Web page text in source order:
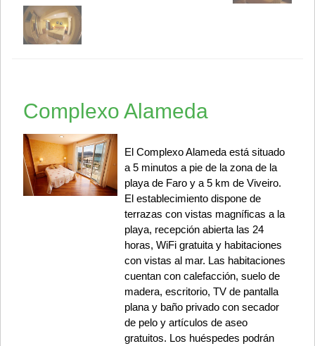
Complexo Alameda
El Complexo Alameda está situado
a 5 minutos a pie de la zona de la
playa de Faro y a 5 km de Viveiro.
El establecimiento dispone de
terrazas con vistas magníficas a la
playa, recepción abierta las 24
horas, WiFi gratuita y habitaciones
con vistas al mar. Las habitaciones
cuentan con calefacción, suelo de
madera, escritorio, TV de pantalla
plana y baño privado con secador
de pelo y artículos de aseo
gratuitos. Los huéspedes podrán